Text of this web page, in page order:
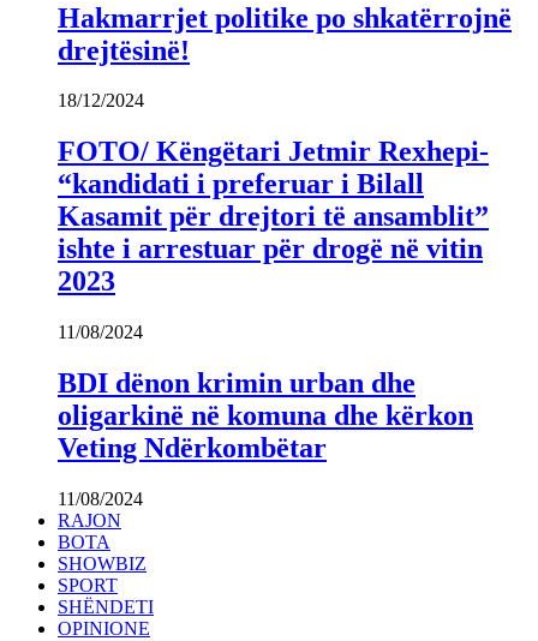
Hakmarrjet politike po shkatërrojnë
drejtësinë!
18/12/2024
FOTO/ Këngëtari Jetmir Rexhepi-
“kandidati i preferuar i Bilall
Kasamit për drejtori të ansamblit”
ishte i arrestuar për drogë në vitin
2023
11/08/2024
BDI dënon krimin urban dhe
oligarkinë në komuna dhe kërkon
Veting Ndërkombëtar
11/08/2024
RAJON
BOTA
SHOWBIZ
SPORT
SHËNDETI
OPINIONE